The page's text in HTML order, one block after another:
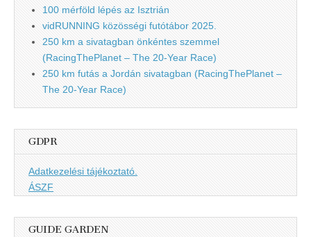
100 mérföld lépés az Isztrián
vidRUNNING közösségi futótábor 2025.
250 km a sivatagban önkéntes szemmel
(RacingThePlanet – The 20-Year Race)
250 km futás a Jordán sivatagban (RacingThePlanet –
The 20-Year Race)
GDPR
Adatkezelési tájékoztató.
ÁSZF
GUIDE GARDEN